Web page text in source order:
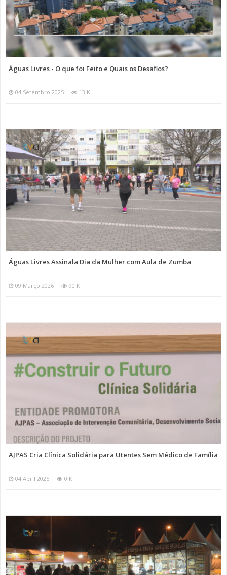
Águas Livres - O que foi Feito e Quais os Desafios?
04 Setembro 2025 13 K
Águas Livres Assinala Dia da Mulher com Aula de Zumba
09 Março 2026 90 K
AJPAS Cria Clínica Solidária para Utentes Sem Médico de Família
04 Abril 2025 0 K